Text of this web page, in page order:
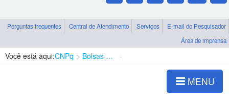
Perguntas frequentes Central de Atendimento Serviços
E-mail do Pesquisador
Área de imprensa
Você está aqui:CNPq Bolsas e Auxílios Vigentes
MENU